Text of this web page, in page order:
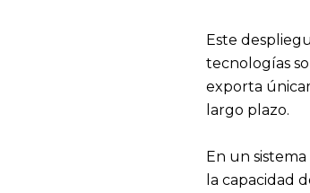
Este
tecnologías
exporta
largo plazo.
En un
la capacidad